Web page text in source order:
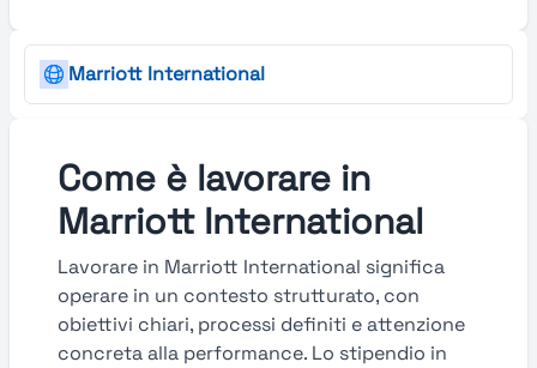
Marriott International
Come è lavorare in
Marriott International
Lavorare in Marriott International significa
operare in un contesto strutturato, con
obiettivi chiari, processi definiti e attenzione
concreta alla performance. Lo stipendio in